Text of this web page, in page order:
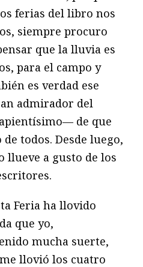
ferias del libro nos
siempre procuro
que la lluvia es
para el campo y
es verdad ese
admirador del
de que
todos. Desde luego,
llueve a gusto de los
Feria ha llovido
que yo,
mucha suerte,
llovió los cuatro